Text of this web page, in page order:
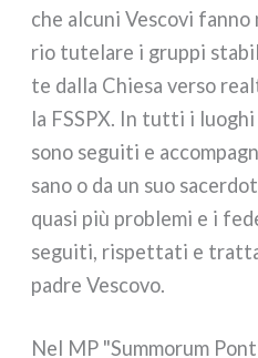
che alcu­ni Vescovi
rio tute­la­re i grup­pi
te dal­la Chiesa ver­so
la FSSPX. In tut­ti i
sono segui­ti e
sa­no o da un suo
qua­si più pro­ble­mi e i
segui­ti, rispet­ta­ti e
padre Vescovo.
Nel MP "Summorum